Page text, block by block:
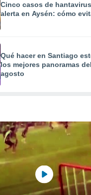
Cinco casos de
alerta en Aysén: cómo
Qué hacer en Santiago
los mejores panoramas
agosto